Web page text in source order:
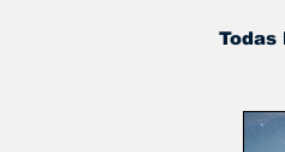
Todas